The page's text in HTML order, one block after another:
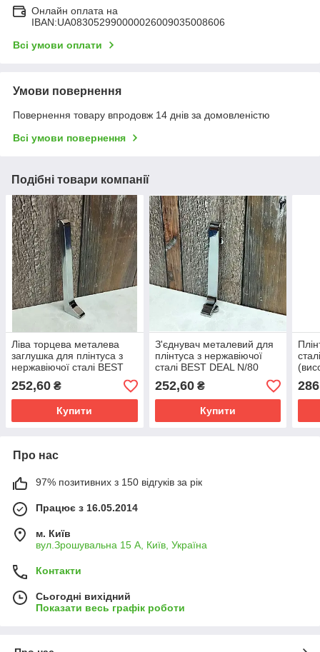
Онлайн оплата на
IBAN:UA083052990000026009035008606
Всі умови оплати
Умови повернення
Повернення товару впродовж 14 днів за домовленістю
Всі умови повернення
Подібні товари компанії
Ліва торцева металева
заглушка для плінтуса з
нержавіючої сталі BEST
DEAL N/80
252,60 ₴
Купити
З'єднувач металевий для
плінтуса з нержавіючої
сталі BEST DEAL N/80
252,60₴
Купити
3м
286
Про нас
97% позитивних з 150 відгуків за рік
Працює з 16.05.2014
м. Київ
вул.Зрошувальна 15 А, Київ, Україна
Контакти
Сьогодні вихідний
Показати весь графік роботи